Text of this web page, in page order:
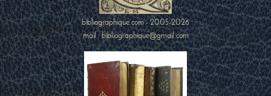
bibliographique.com - 2005-2026
mail : bibliographique@gmail.com